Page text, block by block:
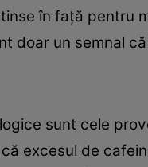
în faţă pentru
doar un semnal
sunt cele
excesul de